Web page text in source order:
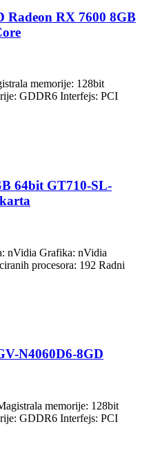
RX 7600 8GB
memorije: 128bit
GDDR6 Interfejs: PCI
64bit GT710-SL-
nVidia Grafika: nVidia
procesora: 192 Radni
N4060D6-8GD
memorije: 128bit
GDDR6 Interfejs: PCI